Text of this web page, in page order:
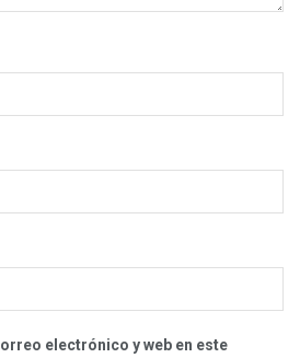
electrónico y web en este